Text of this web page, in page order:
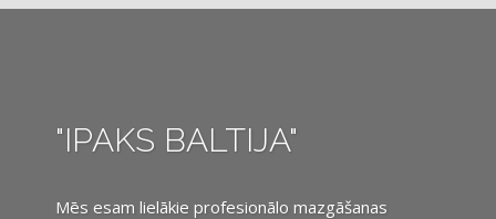
"IPAKS BALTIJA"
Mēs esam lielākie profesionālo mazgāšanas